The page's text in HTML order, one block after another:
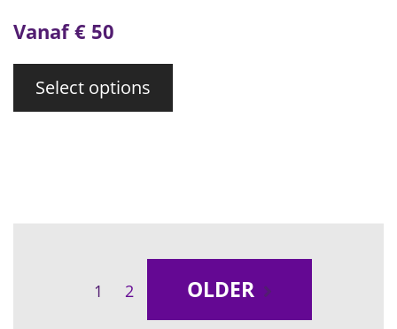
Vanaf € 50
Select options
1 2 OLDER